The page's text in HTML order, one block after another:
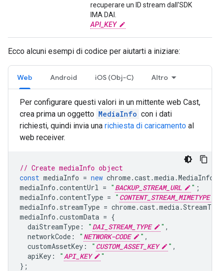
recuperare un ID stream dall'SDK
IMA DAI.
API_KEY
Ecco alcuni esempi di codice per aiutarti a iniziare:
Web Android iOS (Obj-C) Altro
Per configurare questi valori in un mittente web Cast,
crea prima un oggetto MediaInfo con i dati
richiesti, quindi invia una richiesta di caricamento al
web receiver.
// Create mediaInfo object
const mediaInfo = new chrome.cast.media.MediaInfo
mediaInfo .contentUrl = " BACKUP_STREAM_URL " ;
mediaInfo .contentType = " CONTENT_STREAM_MIMETYPE
mediaInfo . streamType = chrome.cast.media.
mediaInfo .customData = {
daiStreamType : " DAI_STREAM_TYPE " ,
networkCode : " NETWORK-CODE " ,
customAssetKey : " CUSTOM_ASSET_KEY " ,
apiKey : "API_KEY
"
};